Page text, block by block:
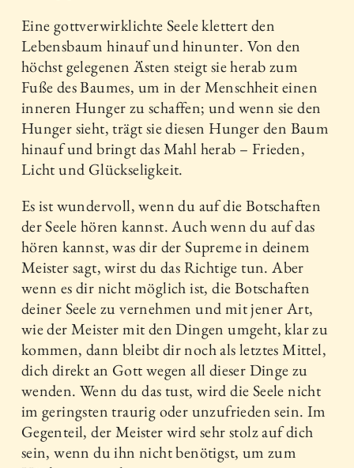
Eine gottverwirklichte Seele klettert den
Lebensbaum hinauf und hinunter. Von den
höchst gelegenen Ästen steigt sie herab zum
Fuße des Baumes, um in der Menschheit einen
inneren Hunger zu schaffen; und wenn sie den
Hunger sieht, trägt sie diesen Hunger den Baum
hinauf und bringt das Mahl herab – Frieden,
Licht und Glückseligkeit.
Es ist wundervoll, wenn du auf die Botschaften
der Seele hören kannst. Auch wenn du auf das
hören kannst, was dir der Supreme in deinem
Meister sagt, wirst du das Richtige tun. Aber
wenn es dir nicht möglich ist, die Botschaften
deiner Seele zu vernehmen und mit jener Art,
wie der Meister mit den Dingen umgeht, klar zu
kommen, dann bleibt dir noch als letztes Mittel,
dich direkt an Gott wegen all dieser Dinge zu
wenden. Wenn du das tust, wird die Seele nicht
im geringsten traurig oder unzufrieden sein. Im
Gegenteil, der Meister wird sehr stolz auf dich
sein, wenn du ihn nicht benötigst, um zum